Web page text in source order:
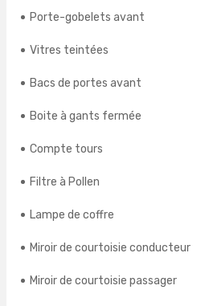
Porte-gobelets avant
Vitres teintées
Bacs de portes avant
Boite à gants fermée
Compte tours
Filtre à Pollen
Lampe de coffre
Miroir de courtoisie conducteur
Miroir de courtoisie passager